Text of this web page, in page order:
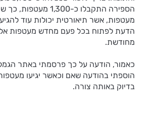
מעטפות, אשר תיאורטית יכולות עוד
הדעת לפתוח בכל פעם מחדש מעטפות
מחודשת.
הוספתי בהודעה שאם וכאשר יגיעו
בדיוק באותה צורה.